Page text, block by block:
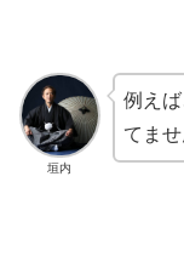
垣内
例え
てま